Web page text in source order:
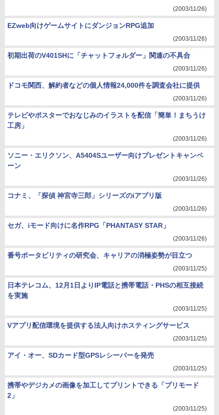
(2003/11/26)
EZweb向けゲームサイトにダンジョンRPG追加
(2003/11/26)
初期出荷のV401SHに「チャットフォルダー」関連の不具合
(2003/11/26)
ドコモ関西、解約者などの個人情報24,000件を調査会社に提供
(2003/11/26)
テレビやポスターでおなじみのイラストを配信「簡単！まちうけ
工房」
(2003/11/26)
ソニー・エリクソン、A5404Sユーザー向けプレゼントキャンペ
ーン
(2003/11/26)
コナミ、「探偵 神宮寺三郎」シリーズのiアプリ版
(2003/11/26)
セガ、iモード向けに名作RPG「PHANTASY STAR」
(2003/11/26)
番号ポータビリティの研究会、キャリアの消極姿勢が目立つ
(2003/11/25)
日本テレコム、12月1日よりIP電話と携帯電話・PHSの相互接続
を実施
(2003/11/25)
Vアプリ配信環境を提供する法人向けホスティングサービス
(2003/11/25)
アイ・オー、SDカード型GPSレシーバーを発売
(2003/11/25)
携帯やデジカメの画像を加工してプリントできる「プリモード
2」
(2003/11/25)